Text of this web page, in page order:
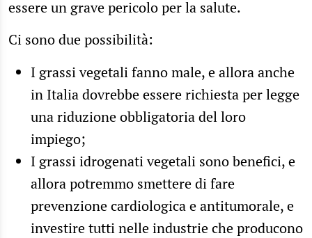
essere un grave pericolo per la salute.
Ci sono due possibilità:
I grassi vegetali fanno male, e allora anche
in Italia dovrebbe essere richiesta per legge
una riduzione obbligatoria del loro
impiego;
I grassi idrogenati vegetali sono benefici, e
allora potremmo smettere di fare
prevenzione cardiologica e antitumorale, e
investire tutti nelle industrie che producono